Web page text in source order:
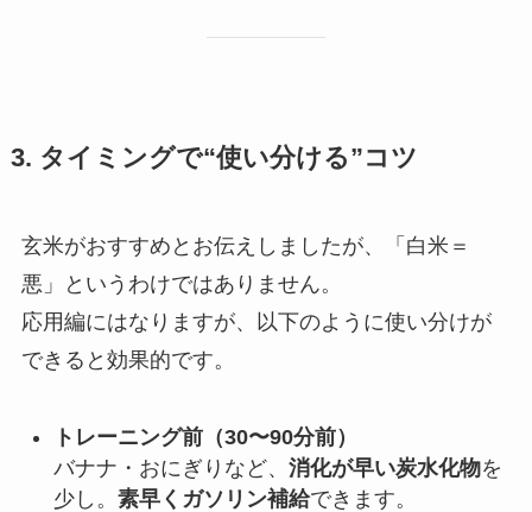
3. タイミングで“使い分ける”コツ
玄米がおすすめとお伝えしましたが、「白米＝
悪」というわけではありません。
応用編にはなりますが、以下のように使い分けが
できると効果的です。
トレーニング前（30〜90分前）
バナナ・おにぎりなど、 消化が早い炭水化物を
少し。 素早くガソリン補給できます。